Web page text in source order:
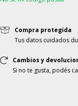
Compra protegida
Tus datos cuidados
Cambios y
Si no te gusta, podés